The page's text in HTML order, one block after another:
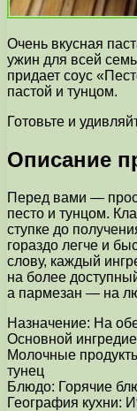
Очень вкусная
ужин для всей
придает соус
пастой и тунцом.
Готовьте и
Описание
Перед вами —
песто и тунцом.
ступке до
гораздо легче и
слову, каждый
на более
а пармезан — на
Назначение: На
Основной
Молочные
тунец
Блюдо: Горячие
География кухни: